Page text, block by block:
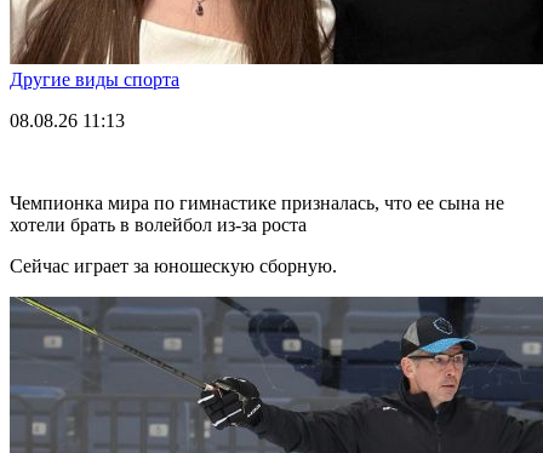
Другие виды спорта
08.08.26 11:13
Чемпионка мира по гимнастике призналась, что ее сына не
хотели брать в волейбол из-за роста
Сейчас играет за юношескую сборную.